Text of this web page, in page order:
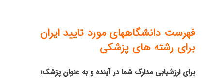
فهرست دانشگاههای مورد تایید ایران
برای رشته های پزشکی
برای ارزشیابی مدارک شما در آینده و به‌ عنوان پزشک؛